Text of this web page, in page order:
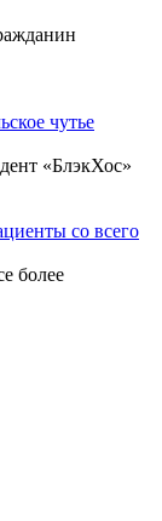
чутье
«БлэкХос»
со всего
более